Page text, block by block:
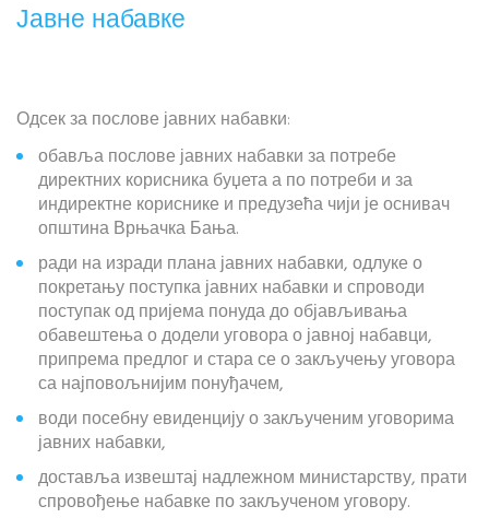
Јавне набавке
Одсек за послове јавних набавки:
обавља послове јавних набавки за потребе
директних корисника буџета а по потреби и за
индиректне кориснике и предузећа чији је оснивач
општина Врњачка Бања.
ради на изради плана јавних набавки, одлуке о
покретању поступка јавних набавки и спроводи
поступак од пријема понуда до објављивања
обавештења о додели уговора о јавној набавци,
припрема предлог и стара се о закључењу уговора
са најповољнијим понуђачем,
води посебну евиденцију о закљученим уговорима
јавних набавки,
доставља извештај надлежном министарству, прати
спровођење набавке по закљученом уговору.